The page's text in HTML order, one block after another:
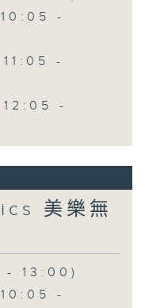
-
-
12:05 -
美樂無
- 13:00)
-